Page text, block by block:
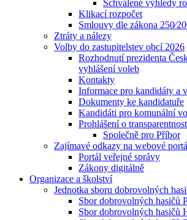
Schválené výhledy
Klikací rozpočet
Smlouvy dle zákona
Ztráty a nálezy
Volby do zastupitelstev obcí 2026
Rozhodnutí prezidenta
vyhlášení voleb
Kontakty
Informace pro kandidáty a
Dokumenty ke kandidatuře
Kandidáti pro komunální
Prohlášení o
Společně pro Příbor
Zajímavé odkazy na webové
Portál veřejné správy
Zákony digitálně
Organizace a školství
Jednotka sboru dobrovolných
Sbor dobrovolných hasičů
Sbor dobrovolných hasičů